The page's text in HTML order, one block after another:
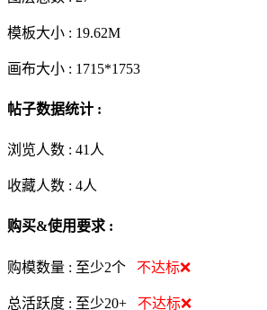
模板大小 : 19.62M
画布大小 : 1715*1753
帖子数据统计 :
浏览人数 : 41人
收藏人数 : 4人
购买&使用要求 :
购模数量 : 至少2个 不达标❌
总活跃度 : 至少20+ 不达标❌